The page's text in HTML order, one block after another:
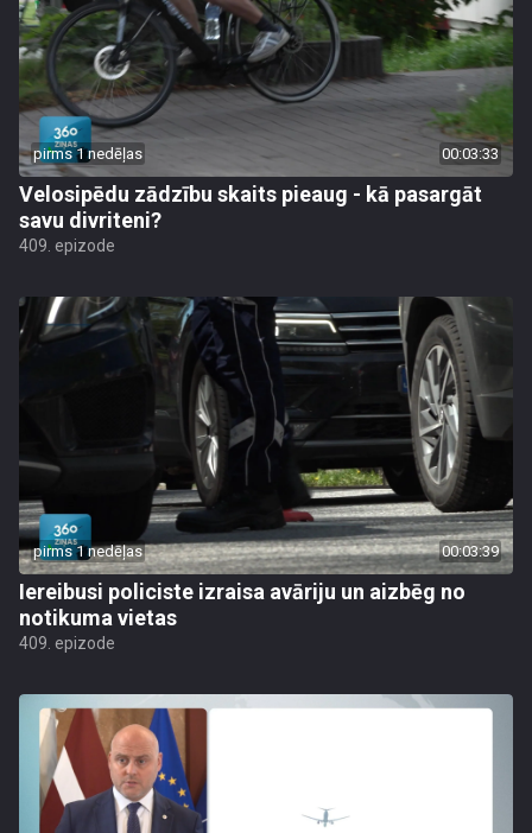
pirms 1 nedēļas 00:03:33
Velosipēdu zādzību skaits pieaug - kā pasargāt
savu divriteni?
409. epizode
pirms 1 nedēļas 00:03:39
Iereibusi policiste izraisa avāriju un aizbēg no
notikuma vietas
409. epizode